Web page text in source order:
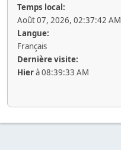
Temps local:
Août 07, 2026, 02:37:42 AM
Langue:
Français
Dernière visite:
Hierà 08:39:33 AM